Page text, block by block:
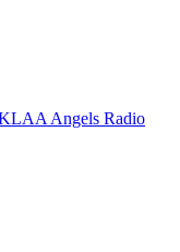
Angels Radio